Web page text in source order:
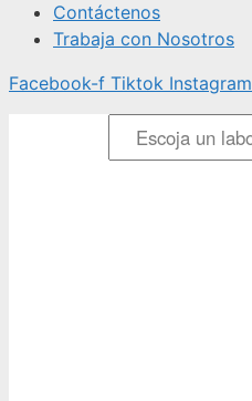
Contáctenos
Trabaja con Nosotros
Facebook-f Tiktok Instagram